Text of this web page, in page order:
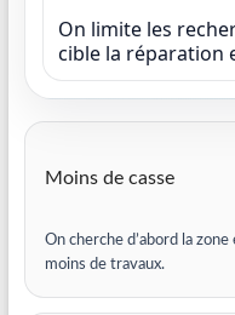
On limite les
cible la réparation
Moins de casse
On cherche d’abord la
moins de travaux.